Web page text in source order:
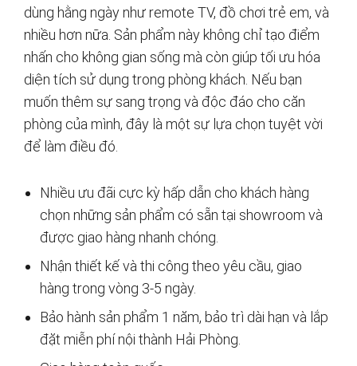
dùng hằng ngày như remote TV, đồ chơi trẻ em, và
nhiều hơn nữa. Sản phẩm này không chỉ tạo điểm
nhấn cho không gian sống mà còn giúp tối ưu hóa
diện tích sử dụng trong phòng khách. Nếu bạn
muốn thêm sự sang trọng và độc đáo cho căn
phòng của mình, đây là một sự lựa chọn tuyệt vời
để làm điều đó.
Nhiều ưu đãi cực kỳ hấp dẫn cho khách hàng
chọn những sản phẩm có sẵn tại showroom và
được giao hàng nhanh chóng.
Nhận thiết kế và thi công theo yêu cầu, giao
hàng trong vòng 3-5 ngày.
Bảo hành sản phẩm 1 năm, bảo trì dài hạn và lắp
đặt miễn phí nội thành Hải Phòng.